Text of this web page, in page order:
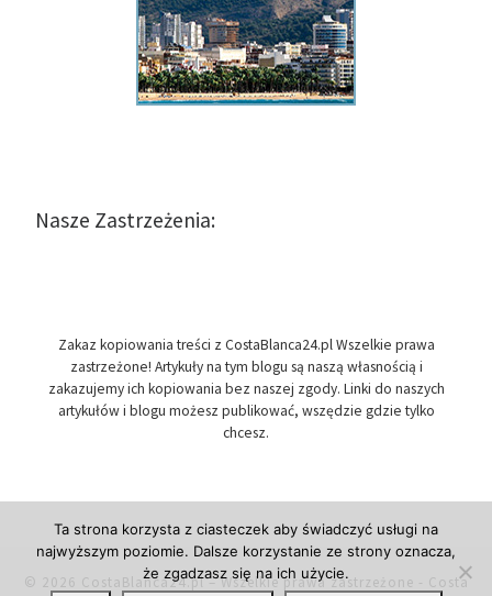
Nasze Zastrzeżenia:
Zakaz kopiowania treści z CostaBlanca24.pl Wszelkie prawa
zastrzeżone! Artykuły na tym blogu są naszą własnością i
zakazujemy ich kopiowania bez naszej zgody. Linki do naszych
artykułów i blogu możesz publikować, wszędzie gdzie tylko
chcesz.
© 2026 CostaBlanca24.pl– Wszelkie prawa zastrzeżone - Costa
Ta strona korzysta z ciasteczek aby świadczyć usługi na
najwyższym poziomie. Dalsze korzystanie ze strony oznacza,
że zgadzasz się na ich użycie.